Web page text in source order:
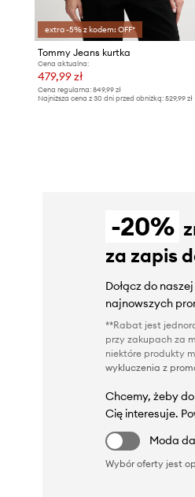
extra -5% z kodem: OFF*
Tommy Jeans kurtka
Cena aktualna:
479,99 zł
Cena regularna: 849,99 zł
Najniższa cena z 30 dni przed obniżką: 529,99 zł
-20%
za zapis
Dołącz do
najnowszych
**Rabat jest
przy zakupach za
niektóre produkty
wykluczenia z
Chcemy, żeby
Cię interesuje.
Moda
Wybór oferty jest